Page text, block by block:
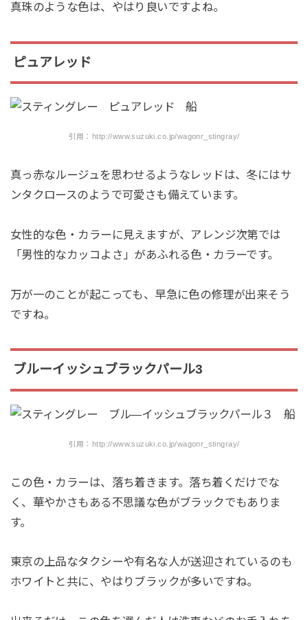
真珠のような色は、やはり良いですよね。
ピュアレッド
引用：http://www.suzuki.co.jp/wagonr_stingray/
真っ赤なルージュを思わせるようなレッドは、冬にはサ
ンタクロースのようで可愛さも備えています。
女性的な色・カラーに見えますが、アレンジ次第では
「男性的なカッコよさ」があふれる色・カラーです。
万が一のことが起こっても、早急に色の修理が出来そう
ですね。
ブルーイッシュブラックパール3
引用：http://www.suzuki.co.jp/wagonr_stingray/
この色・カラーは、落ち着きます。落ち着くだけでな
く、華やかさもある不思議な色がブラックでもありま
す。
東京の上品なタクシーや有名な人が送迎されているのも
ホワイトと共に、やはりブラックが多いですね。